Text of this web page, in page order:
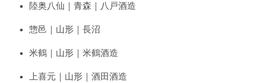
陸奥八仙｜青森｜八戸酒造
惣邑｜山形｜長沼
米鶴｜山形｜米鶴酒造
上喜元｜山形｜酒田酒造